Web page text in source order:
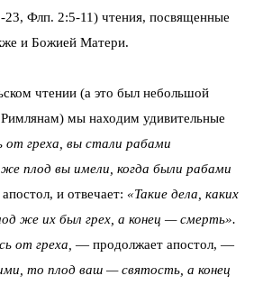
23, Флп. 2:5-11) чтения, посвященные
и Божией Матери.
чтении (а это был небольшой
мы находим удивительные
от греха, вы стали рабами
плод вы имели, когда были рабами
и отвечает: «Такие дела, каких
же их был грех, а конец — смерть».
от греха, — продолжает апостол, —
то плод ваш — святость, а конец